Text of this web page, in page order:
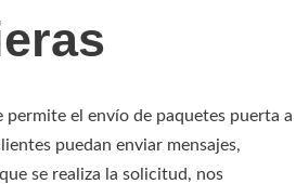
el envío de paquetes puerta a
puedan enviar mensajes,
se realiza la solicitud, nos